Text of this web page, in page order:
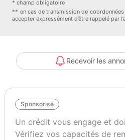
- Toit Noir Perla Nera
Vignette Crit’Air
* champ obligatoire
** en cas de transmission de
accepter expressément d’être rappelé par
Recevoir les
Sponsorisé
Un crédit vous engage et
Vérifiez vos capacités de